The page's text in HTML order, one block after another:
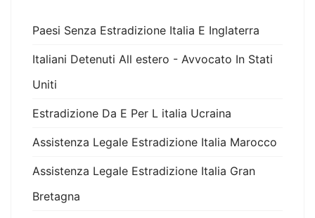
Paesi Senza Estradizione Italia E Inglaterra
Italiani Detenuti All estero - Avvocato In Stati
Uniti
Estradizione Da E Per L italia Ucraina
Assistenza Legale Estradizione Italia Marocco
Assistenza Legale Estradizione Italia Gran
Bretagna